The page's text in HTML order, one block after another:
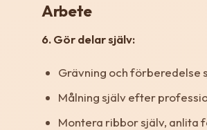
Arbete
6. Gör delar själv:
Grävning och förberedelse
Målning själv efter
Montera ribbor själv,